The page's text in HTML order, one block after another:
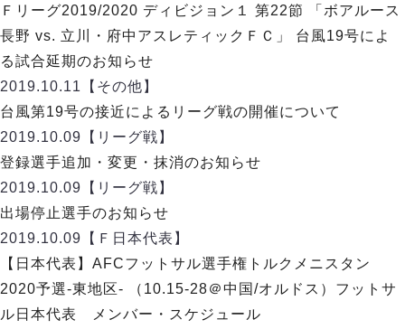
メットライフ生命Ｆリーグカップ 2026
試合日程・結果
大会概要
アリーナ情報
チケット情報
過去の記録
リガーレヴィア葛飾
Y．S．C．C．横浜
ヴィンセドール白山
アグレミーナ浜松
デウソン神戸
ポルセイド浜田
ミラクルスマイル新居浜
記念ゴール
ハットトリック
担当審判員
選手の通算記録（Ｆ１）
エスポラーダ北海道
バルドラール浦安
フウガドールすみだ
しながわシティ
立川アスレティックFC
ペスカドーラ町田
湘南ベルマーレ
ボアルース長野
DIVISION02
Ｆリーグ2019/2020 ディビジョン１ 第22節 「ボアルース
長野 vs. 立川・府中アスレティックＦＣ」 台風19号によ
る試合延期のお知らせ
2019.10.11
【その他】
台風第19号の接近によるリーグ戦の開催について
2019.10.09 【リーグ戦】
登録選手追加・変更・抹消のお知らせ
2019.10.09 【リーグ戦】
出場停止選手のお知らせ
2019.10.09 【Ｆ日本代表】
【日本代表】AFCフットサル選手権トルクメニスタン
2020予選-東地区- （10.15-28＠中国/オルドス）フットサ
ル日本代表 メンバー・スケジュール